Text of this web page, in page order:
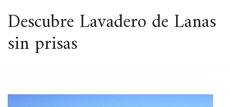
ESPACIO
Descubre Lavadero de Lanas
sin prisas